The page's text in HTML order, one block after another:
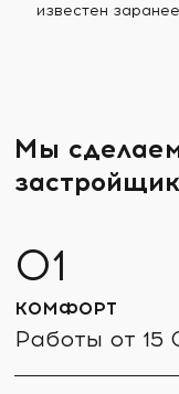
известен
Мы
застройщик
КОМФОРТ
Работы от